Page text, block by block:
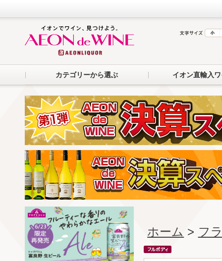
カテゴリーから選ぶ イオン直輸入
ホーム > フ